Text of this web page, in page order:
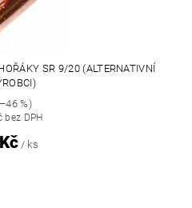
SR 9/20 (ALTERNATIVNÍ
%)
bez DPH
/ ks